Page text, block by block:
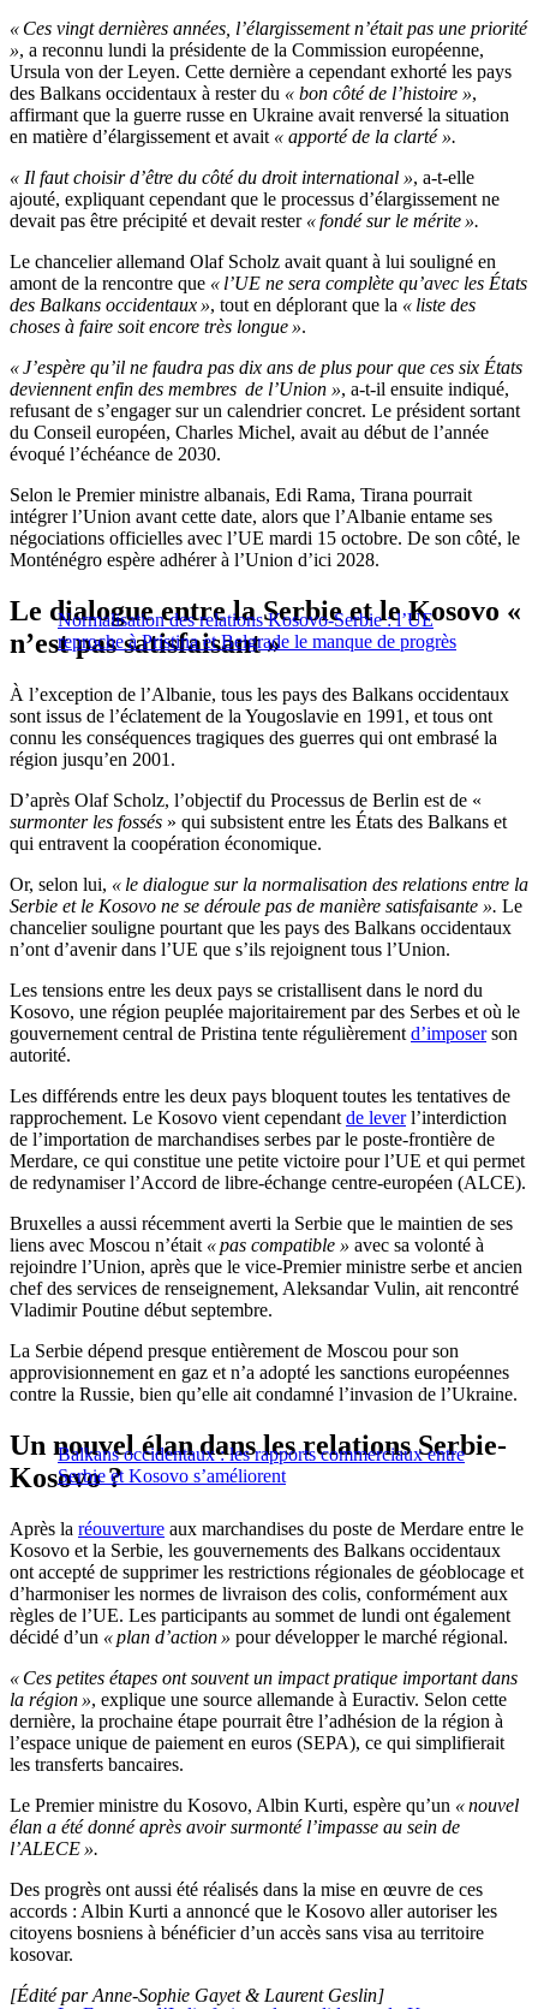
« Ces vingt dernières années, l’élargissement n’était pas une priorité
», a reconnu lundi la présidente de la Commission européenne,
Ursula von der Leyen. Cette dernière a cependant exhorté les pays
des Balkans occidentaux à rester du « bon côté de l’histoire »,
affirmant que la guerre russe en Ukraine avait renversé la situation
en matière d’élargissement et avait « apporté de la clarté ».
« Il faut choisir d’être du côté du droit international », a-t-elle
ajouté, expliquant cependant que le processus d’élargissement ne
devait pas être précipité et devait rester « fondé sur le mérite ».
Le chancelier allemand Olaf Scholz avait quant à lui souligné en
amont de la rencontre que « l’UE ne sera complète qu’avec les États
des Balkans occidentaux », tout en déplorant que la « liste des
choses à faire soit encore très longue ».
« J’espère qu’il ne faudra pas dix ans de plus pour que ces six États
deviennent enfin des membres de l’Union », a-t-il ensuite indiqué,
refusant de s’engager sur un calendrier concret. Le président sortant
du Conseil européen, Charles Michel, avait au début de l’année
évoqué l’échéance de 2030.
Selon le Premier ministre albanais, Edi Rama, Tirana pourrait
intégrer l’Union avant cette date, alors que l’Albanie entame ses
négociations officielles avec l’UE mardi 15 octobre. De son côté, le
Monténégro espère adhérer à l’Union d’ici 2028.
Normalisation des relations Kosovo-Serbie : l’UE
reproche à Pristina et Belgrade le manque de progrès
Le dialogue entre la Serbie et le Kosovo «
n’est pas satisfaisant »
À l’exception de l’Albanie, tous les pays des Balkans occidentaux
sont issus de l’éclatement de la Yougoslavie en 1991, et tous ont
connu les conséquences tragiques des guerres qui ont embrasé la
région jusqu’en 2001.
D’après Olaf Scholz, l’objectif du Processus de Berlin est de «
surmonter les fossés » qui subsistent entre les États des Balkans et
qui entravent la coopération économique.
Or, selon lui, « le dialogue sur la normalisation des relations entre la
Serbie et le Kosovo ne se déroule pas de manière satisfaisante ». Le
chancelier souligne pourtant que les pays des Balkans occidentaux
n’ont d’avenir dans l’UE que s’ils rejoignent tous l’Union.
Les tensions entre les deux pays se cristallisent dans le nord du
Kosovo, une région peuplée majoritairement par des Serbes et où le
gouvernement central de Pristina tente régulièrement d’imposerson
autorité.
Les différends entre les deux pays bloquent toutes les tentatives de
rapprochement. Le Kosovo vient cependant de leverl’interdiction
de l’importation de marchandises serbes par le poste-frontière de
Merdare, ce qui constitue une petite victoire pour l’UE et qui permet
de redynamiser l’Accord de libre-échange centre-européen (ALCE).
Bruxelles a aussi récemment averti la Serbie que le maintien de ses
liens avec Moscou n’était «pas compatible » avec sa volonté à
rejoindre l’Union, après que le vice-Premier ministre serbe et ancien
chef des services de renseignement, Aleksandar Vulin, ait rencontré
Vladimir Poutine début septembre.
La Serbie dépend presque entièrement de Moscou pour son
approvisionnement en gaz et n’a adopté les sanctions européennes
contre la Russie, bien qu’elle ait condamné l’invasion de l’Ukraine.
Balkans occidentaux : les rapports commerciaux entre
Serbie et Kosovo s’améliorent
Un nouvel élan dans les relations Serbie-
Kosovo ?
Après la réouverture aux marchandises du poste de Merdare entre le
Kosovo et la Serbie, les gouvernements des Balkans occidentaux
ont accepté de supprimer les restrictions régionales de géoblocage et
d’harmoniser les normes de livraison des colis, conformément aux
règles de l’UE. Les participants au sommet de lundi ont également
décidé d’un « plan d’action » pour développer le marché régional.
« Ces petites étapes ont souvent un impact pratique important dans
la région », explique une source allemande à Euractiv. Selon cette
dernière, la prochaine étape pourrait être l’adhésion de la région à
l’espace unique de paiement en euros (SEPA), ce qui simplifierait
les transferts bancaires.
Le Premier ministre du Kosovo, Albin Kurti, espère qu’un « nouvel
élan a été donné après avoir surmonté l’impasse au sein de
l’ALECE ».
Des progrès ont aussi été réalisés dans la mise en œuvre de ces
accords : Albin Kurti a annoncé que le Kosovo aller autoriser les
citoyens bosniens à bénéficier d’un accès sans visa au territoire
kosovar.
[Édité par Anne-Sophie Gayet & Laurent Geslin]